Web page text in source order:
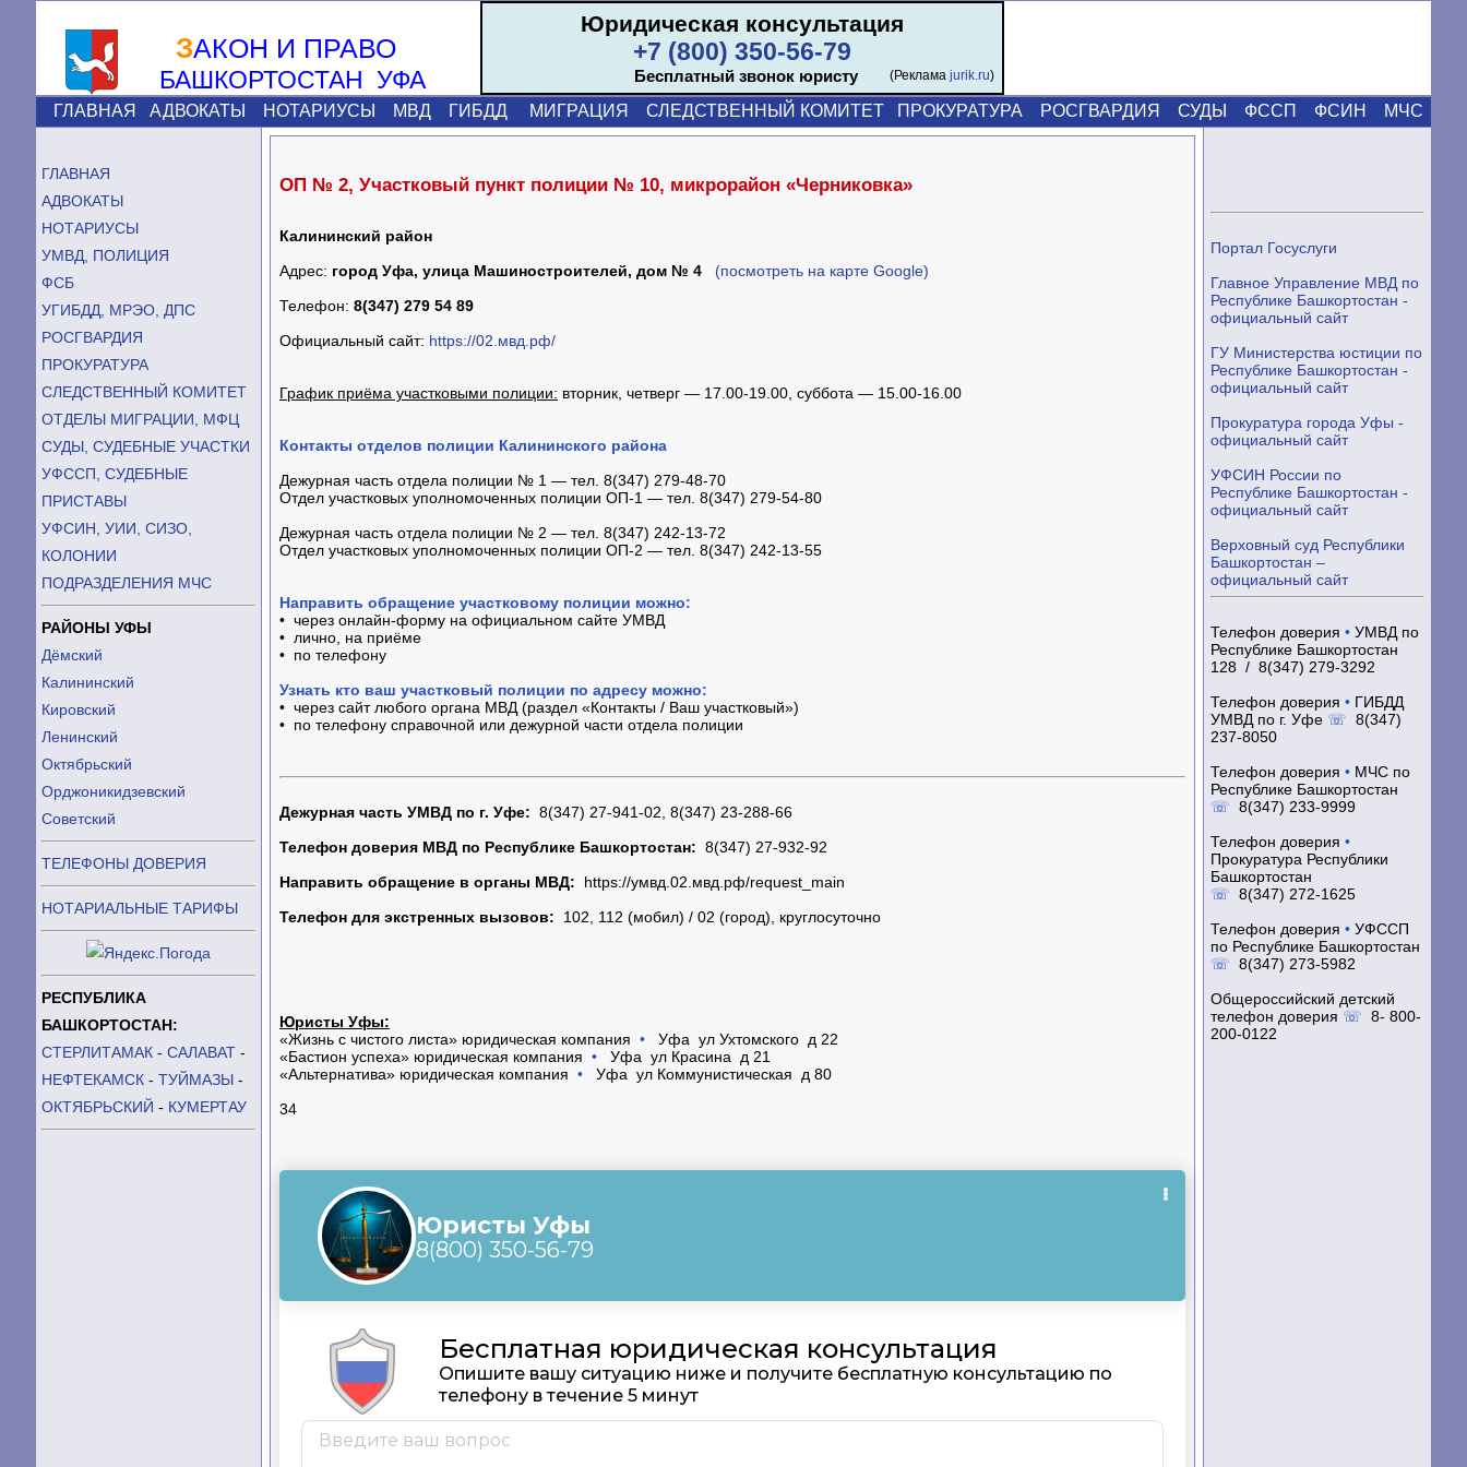
ЗАКОН И ПРАВО
БАШКОРТОСТАН УФА
Юридическая консультация
+7 (800) 350-56-79
Бесплатный звонок юристу (Реклама jurik.ru)
ГЛАВНАЯ АДВОКАТЫ НОТАРИУСЫ МВД ГИБДД МИГРАЦИЯ СЛЕДСТВЕННЫЙ КОМИТЕТ ПРОКУРАТУРА РОСГВАРДИЯ СУДЫ ФССП ФСИН МЧС
ГЛАВНАЯ
АДВОКАТЫ
НОТАРИУСЫ
УМВД, ПОЛИЦИЯ
ФСБ
УГИБДД, МРЭО, ДПС
РОСГВАРДИЯ
ПРОКУРАТУРА
СЛЕДСТВЕННЫЙ КОМИТЕТ
ОТДЕЛЫ МИГРАЦИИ, МФЦ
СУДЫ, СУДЕБНЫЕ УЧАСТКИ
УФССП, СУДЕБНЫЕ
ПРИСТАВЫ
УФСИН, УИИ, СИЗО,
КОЛОНИИ
ПОДРАЗДЕЛЕНИЯ МЧС
РАЙОНЫ УФЫ
Дёмский
Калининский
Кировский
Ленинский
Октябрьский
Орджоникидзевский
Советский
ТЕЛЕФОНЫ ДОВЕРИЯ
НОТАРИАЛЬНЫЕ ТАРИФЫ
РЕСПУБЛИКА
БАШКОРТОСТАН:
СТЕРЛИТАМАК - САЛАВАТ -
НЕФТЕКАМСК - ТУЙМАЗЫ -
ОКТЯБРЬСКИЙ - КУМЕРТАУ
ОП № 2, Участковый пункт полиции № 10, микрорайон «Черниковка»
Калининский район
Адрес: город Уфа, улица Машиностроителей, дом № 4
(посмотреть на карте Google)
Телефон: 8(347) 279 54 89
Официальный сайт: https://02.мвд.рф/
График приёма участковыми полиции: вторник, четверг — 17.00-19.00, суббота — 15.00-16.00
Контакты отделов полиции Калининского района
Дежурная часть отдела полиции № 1 — тел. 8(347) 279-48-70
Отдел участковых уполномоченных полиции ОП-1 — тел. 8(347) 279-54-80
Дежурная часть отдела полиции № 2 — тел. 8(347) 242-13-72
Отдел участковых уполномоченных полиции ОП-2 — тел. 8(347) 242-13-55
Направить обращение участковому полиции можно:
• через онлайн-форму на официальном сайте УМВД
• лично, на приёме
• по телефону
Узнать кто ваш участковый полиции по адресу можно:
• через сайт любого органа МВД (раздел «Контакты / Ваш участковый»)
• по телефону справочной или дежурной части отдела полиции
Дежурная часть УМВД по г. Уфе: 8(347) 27-941-02, 8(347) 23-288-66
Телефон доверия МВД по Республике Башкортостан: 8(347) 27-932-92
Направить обращение в органы МВД: https://умвд.02.мвд.рф/request_main
Телефон для экстренных вызовов: 102, 112 (мобил) / 02 (город), круглосуточно
Юристы Уфы:
«Жизнь с чистого листа» юридическая компания •
Уфа ул Ухтомского д 22
«Бастион успеха» юридическая компания •
Уфа ул Красина д 21
«Альтернатива» юридическая компания •
Уфа ул Коммунистическая д 80
34
Портал Госуслуги
Главное Управление МВД по
Республике Башкортостан -
официальный сайт
ГУ Министерства юстиции по
Республике Башкортостан -
официальный сайт
Прокуратура города Уфы -
официальный сайт
УФСИН России по
Республике Башкортостан -
официальный сайт
Верховный суд Республики
Башкортостан –
официальный сайт
Телефон доверия • УМВД по
Республике Башкортостан
128 / 8(347) 279-3292
Телефон доверия • ГИБДД
УМВД по г. Уфе ☏ 8(347)
237-8050
Телефон доверия • МЧС по
Республике Башкортостан
☏ 8(347) 233-9999
Телефон доверия •
Прокуратура Республики
Башкортостан
☏ 8(347) 272-1625
Телефон доверия • УФССП
по Республике Башкортостан
☏ 8(347) 273-5982
Общероссийский детский
телефон доверия ☏ 8- 800-
200-0122